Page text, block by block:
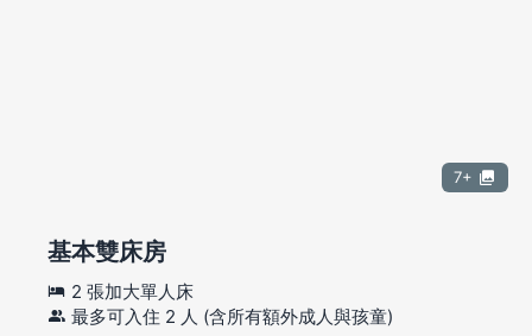
7+
基本雙床房
2 張加大單人床
最多可入住 2 人 (含所有額外成人與孩童)